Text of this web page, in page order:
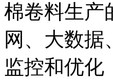
棉卷料生产
网、大数
监控和优化